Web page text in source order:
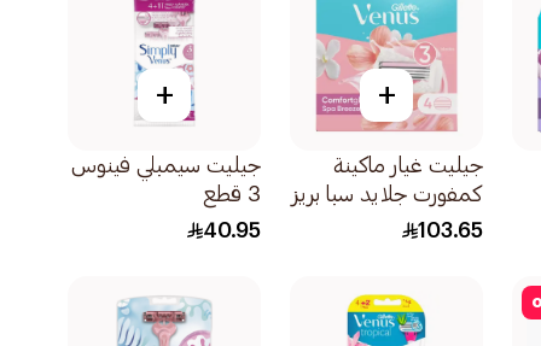
+
جيليت غيار ماكينة
كمفورت جلايد سبا بريز
4قطعة
103.65
+
جيليت سيمبلي فينوس
3 قطع
40.95